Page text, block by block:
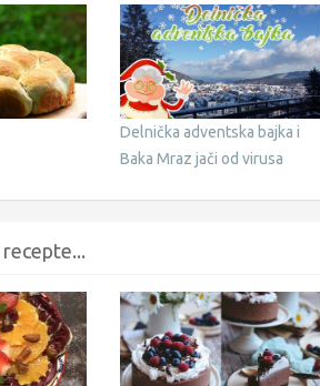
Delnička adventska bajka i
Baka Mraz jači od virusa